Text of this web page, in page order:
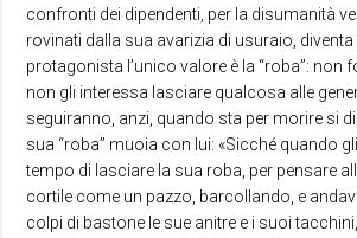
confronti dei dipendenti, per la disumanità
rovinati dalla sua avarizia di usuraio,
protagonista l’unico valore è la “roba”: non
non gli interessa lasciare qualcosa alle
seguiranno, anzi, quando sta per morire si
sua “roba” muoia con lui: «Sicché quando
tempo di lasciare la sua roba, per pensare
cortile come un pazzo, barcollando, e
colpi di bastone le sue anitre e i suoi